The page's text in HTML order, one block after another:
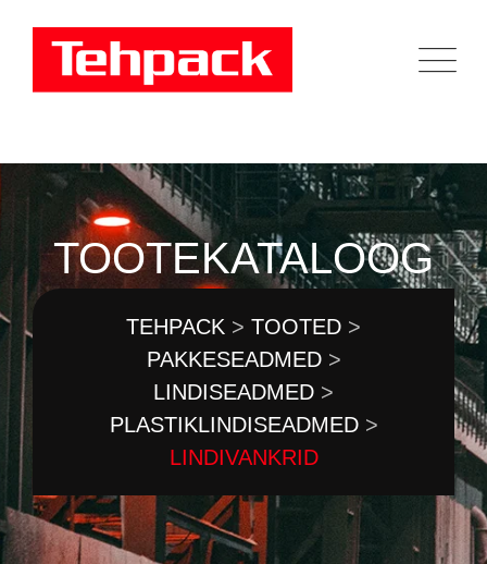
TOOTEKATALOOG
TEHPACK > TOOTED >
PAKKESEADMED>
LINDISEADMED >
PLASTIKLINDISEADMED>
LINDIVANKRID